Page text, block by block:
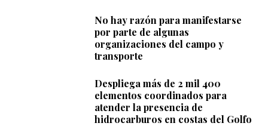
No hay razón para manifestarse
por parte de algunas
organizaciones del campo y
transporte
Despliega más de 2 mil 400
elementos coordinados para
atender la presencia de
hidrocarburos en costas del Golfo